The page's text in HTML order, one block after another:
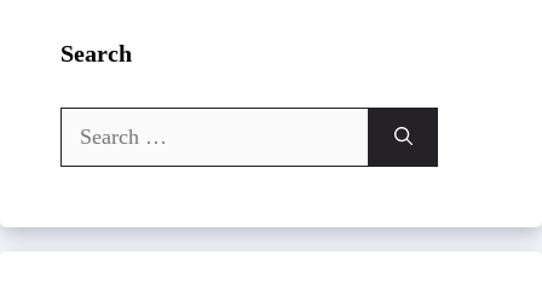
Search
Search
for: